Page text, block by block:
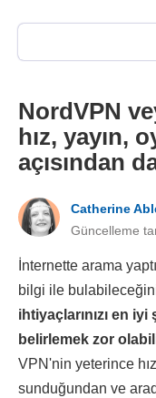
NordVPN
hız, yayın,
açısından
Catherine
Güncelleme
İnternette arama
bilgi ile
ihtiyaçlarınızı en
belirlemek zor
VPN'nin yeterince
sunduğundan ve